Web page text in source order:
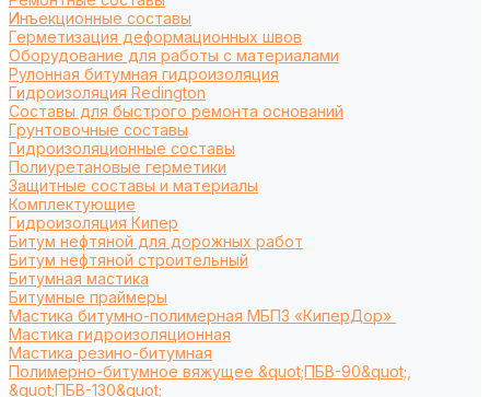
Инъекционные составы
Герметизация деформационных швов
Оборудование для работы с материалами
Рулонная битумная гидроизоляция
Гидроизоляция Redington
Составы для быстрого ремонта оснований
Грунтовочные составы
Гидроизоляционные составы
Полиуретановые герметики
Защитные составы и материалы
Комплектующие
Гидроизоляция Кипер
Битум нефтяной для дорожных работ
Битум нефтяной строительный
Битумная мастика
Битумные праймеры
Мастика битумно-полимерная МБПЗ «КиперДор»
Мастика гидроизоляционная
Мастика резино-битумная
Полимерно-битумное вяжущее &quot;ПБВ-90&quot;,
&quot;ПБВ-130&quot;